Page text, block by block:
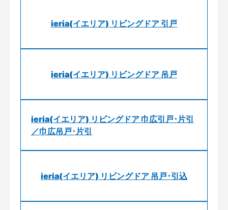
ieria(イエリア) リビングドア 引戸
ieria(イエリア) リビングドア 吊戸
ieria(イエリア) リビングドア 巾広引戸･片引
／巾広吊戸･片引
ieria(イエリア) リビングドア 吊戸･引込